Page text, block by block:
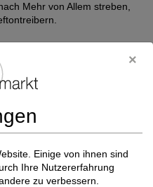
Mehr von Allem streben,
Einige von ihnen sind
Ihre Nutzererfahrung
zu verbessern.